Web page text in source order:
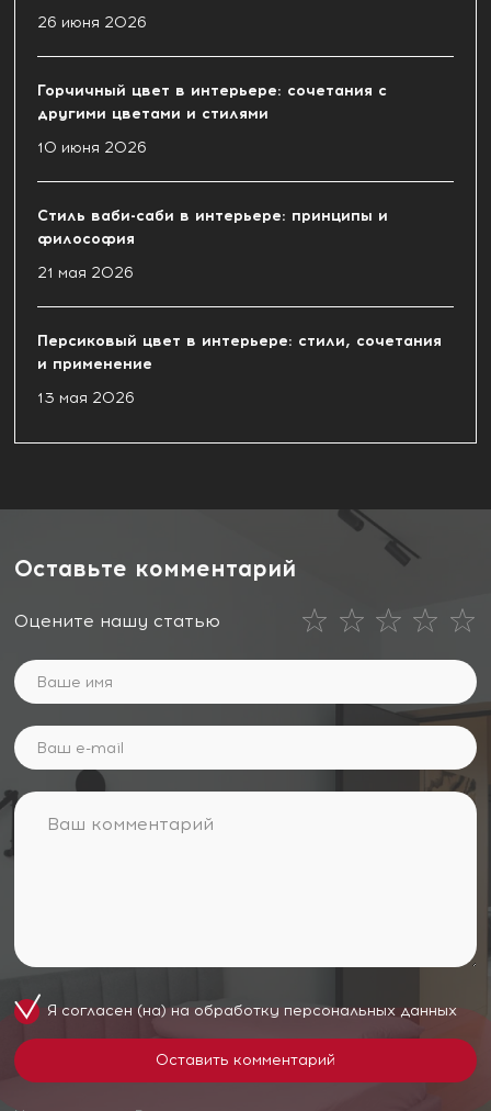
26 июня 2026
Горчичный цвет в интерьере: сочетания с
другими цветами и стилями
10 июня 2026
Стиль ваби-саби в интерьере: принципы и
философия
21 мая 2026
Персиковый цвет в интерьере: стили, сочетания
и применение
13 мая 2026
Оставьте комментарий
Оцените нашу статью
Я согласен (на) на обработкуперсональных данных